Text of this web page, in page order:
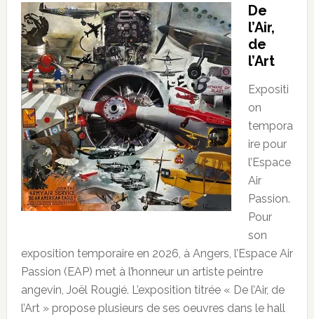
De
l’Air,
de
l’Art
Expositi
on
tempora
ire pour
l’Espace
Air
Passion.
Pour
son
exposition temporaire en 2026, à Angers, l’Espace Air
Passion (EAP) met à l’honneur un artiste peintre
angevin, Joël Rougié. L’exposition titrée « De l’Air, de
l’Art » propose plusieurs de ses oeuvres dans le hall